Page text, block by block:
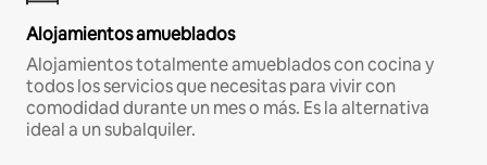
Alojamientos amueblados
Alojamientos totalmente amueblados con cocina y
todos los servicios que necesitas para vivir con
comodidad durante un mes o más. Es la alternativa
ideal a un subalquiler.